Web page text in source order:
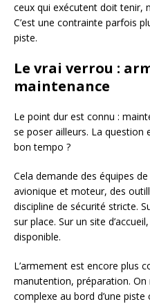
ceux qui exécutent doit tenir,
C’est une contrainte parfois
piste.
Le vrai verrou :
maintenance
Le point dur est connu :
se poser ailleurs. La question
bon tempo ?
Cela demande des équipes
avionique et moteur, des
discipline de sécurité stricte.
sur place. Sur un site
disponible.
L’armement est encore plus
manutention, préparation.
complexe au bord d’une